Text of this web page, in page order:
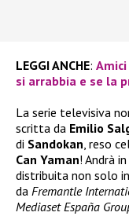
LEGGI ANCHE:
si arrabbia e se la
La serie televisiva
scritta da Emilio
di Sandokan, reso
Can Yaman! Andrà
distribuita non solo
da Fremantle
Mediaset España